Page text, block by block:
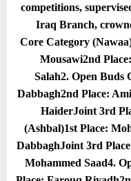
competitions,
Iraq Branch,
Core Category
Mousawi2nd Place:
Salah2. Open Buds
Dabbagh2nd Place:
HaiderJoint 3rd
(Ashbal)1st Place:
DabbaghJoint 3rd
Mohammed Saad4.